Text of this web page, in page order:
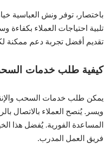
باختصار، توفر ونش العباسية
تلبية احتياجات العملاء
تقديم أفضل تجربة دعم ممكنة
كيفية طلب خدمات السحب
يمكن طلب خدمات السحب
المساعدة الفورية. يُفضل هذا
فريق العمل المدرب.